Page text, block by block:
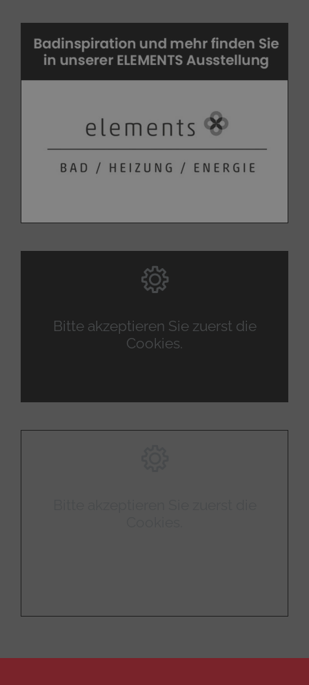
Bitte akzeptieren Sie zuerst die
Cookies.